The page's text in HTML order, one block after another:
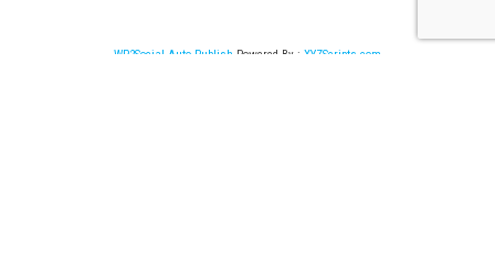
WP2Social Auto Publish Powered By : XYZScripts.com